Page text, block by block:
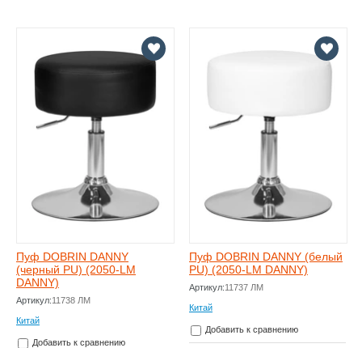
Пуф DOBRIN DANNY
(черный PU) (2050-LM
DANNY)
Артикул:11738 ЛМ
Китай
Добавить к сравнению
Пуф DOBRIN DANNY (белый
PU) (2050-LM DANNY)
Артикул:11737 ЛМ
Китай
Добавить к сравнению